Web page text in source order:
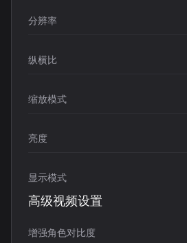
分辨率
纵横比
缩放模式
亮度
显示模式
高级视频设置
增强角色对比度